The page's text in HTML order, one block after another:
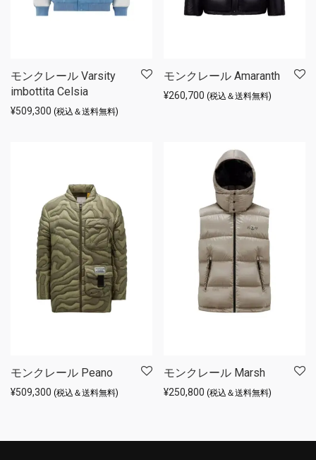
モンクレール Varsity
imbottita Celsia
¥509,300 (税込＆送料無料)
モンクレール Amaranth
¥260,700 (税込＆送料無料)
モンクレール Peano
¥509,300 (税込＆送料無料)
モンクレール Marsh
¥250,800 (税込＆送料無料)